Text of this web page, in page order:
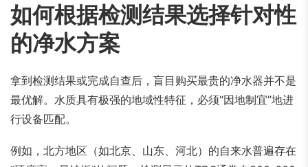
如何根据检测结果选择针对性
的净水方案
拿到检测结果或完成自查后，盲目购买最贵的净水器并不是
最优解。水质具有极强的地域性特征，必须“因地制宜”地进
行设备匹配。
例如，北方地区（如北京、山东、河北）的自来水普遍存在